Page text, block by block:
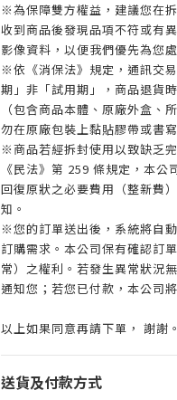
※為保障雙方權益，建議您在
收到商品後發現品項不符或有
影像資料，以便我們優先為您處
※依《消保法》規定，通訊交
期」非「試用期」，商品退貨
（包含商品本體、原廠外盒、
勿在原廠包裝上黏貼膠帶或書寫
※商品若經拆封使用以致缺乏
《民法》第 259 條規定，本
回復原狀之必要費用（整新費
知。
※您的訂單送出後，系統將自
訂購需求。本公司保有確認訂
常）之權利。若發生異常狀況
通知您；若您已付款，本公司
以上如果同意再請下單， 謝謝。
送貨及付款方式